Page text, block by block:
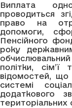
Виплата
проводиться
право на
допомоги,
Пенсійного
року
політки, сім’ї
відомостей, що
системі
додаткового
територіальних